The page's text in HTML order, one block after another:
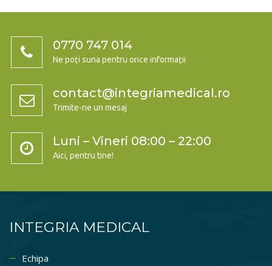
0770 747 014
Ne poți suna pentru orice informații
contact@integriamedical.ro
Trimite-ne un mesaj
Luni – Vineri 08:00 – 22:00
Aici, pentru tine!
INTEGRIA MEDICAL
Echipa